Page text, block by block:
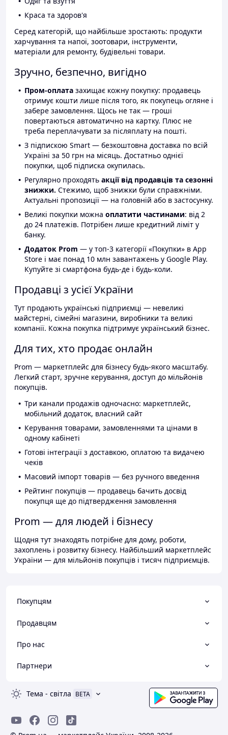
Краса та здоров'я
Серед категорій, що найбільше зростають: продукти
харчування та напої, зоотовари, інструменти,
матеріали для ремонту, будівельні товари.
Зручно, безпечно, вигідно
Пром-оплата захищає кожну покупку: продавець
отримує кошти лише після того, як покупець огляне і
забере замовлення. Щось не так — гроші
повертаються автоматично на картку. Плюс не
треба переплачувати за післяплату на пошті.
З підпискою Smart — безкоштовна доставка по всій
Україні за 50 грн на місяць. Достатньо однієї
покупки, щоб підписка окупилась.
Регулярно проходять акції від продавців та сезонні
знижки. Стежимо, щоб знижки були справжніми.
Актуальні пропозиції — на головній або в застосунку.
Великі покупки можна оплатити частинами: від 2
до 24 платежів. Потрібен лише кредитний ліміт у
банку.
Додаток Prom — у топ-3 категорії «Покупки» в App
Store і має понад 10 млн завантажень у Google Play.
Купуйте зі смартфона будь-де і будь-коли.
Продавці з усієї України
Тут продають українські підприємці — невеликі
майстерні, сімейні магазини, виробники та великі
компанії. Кожна покупка підтримує український бізнес.
Для тих, хто продає онлайн
Prom — маркетплейс для бізнесу будь-якого масштабу.
Легкий старт, зручне керування, доступ до мільйонів
покупців.
Три канали продажів одночасно: маркетплейс,
мобільний додаток, власний сайт
Керування товарами, замовленнями та цінами в
одному кабінеті
Готові інтеграції з доставкою, оплатою та видачею
чеків
Масовий імпорт товарів — без ручного введення
Рейтинг покупців — продавець бачить досвід
покупця ще до підтвердження замовлення
Prom — для людей і бізнесу
Щодня тут знаходять потрібне для дому, роботи,
захоплень і розвитку бізнесу. Найбільший маркетплейс
України — для мільйонів покупців і тисяч підприємців.
Покупцям
Продавцям
Про нас
Партнери
Тема - світла BETA